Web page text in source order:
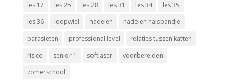
les 17
les 25 les 28 les 31 les 34
les 35
les 36
loopwiel nadelen
nadelen halsbandje
parasieten
professional level
relaties tussen katten
risico
senior 1 softlaser
voorbereiden
zomerschool